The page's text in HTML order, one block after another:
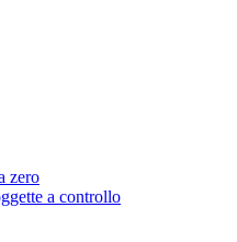
zero
a controllo